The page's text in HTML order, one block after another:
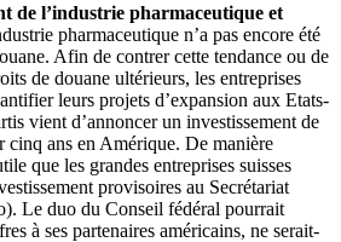
de l’industrie pharmaceutique et
pharmaceutique n’a pas encore été
Afin de contrer cette tendance ou de
de douane ultérieurs, les entreprises
leurs projets d’expansion aux Etats-
vient d’annoncer un investissement de
cinq ans en Amérique. De manière
que les grandes entreprises suisses
provisoires au Secrétariat
Le duo du Conseil fédéral pourrait
à ses partenaires américains, ne serait-